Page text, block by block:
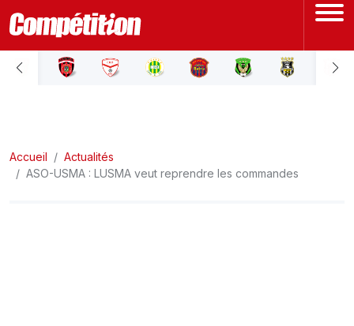
ACCUEIL
LIGUE 2
Accueil
Actualités
ASO-USMA : LUSMA veut reprendre les commandes